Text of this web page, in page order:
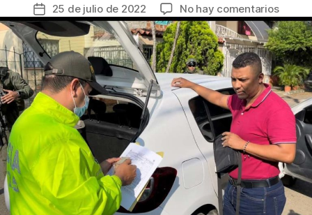
c
e
b
o
o
k
itt
er
ail er
e
st
m
p
ar
tir
Fecha
de
la
entrada
25 de julio de 2022 No hay comentariosen
En
Cali
cayó
el
de
las
de
las
Farc,